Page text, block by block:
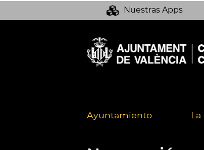
Nuestras Apps
Ayuntamiento